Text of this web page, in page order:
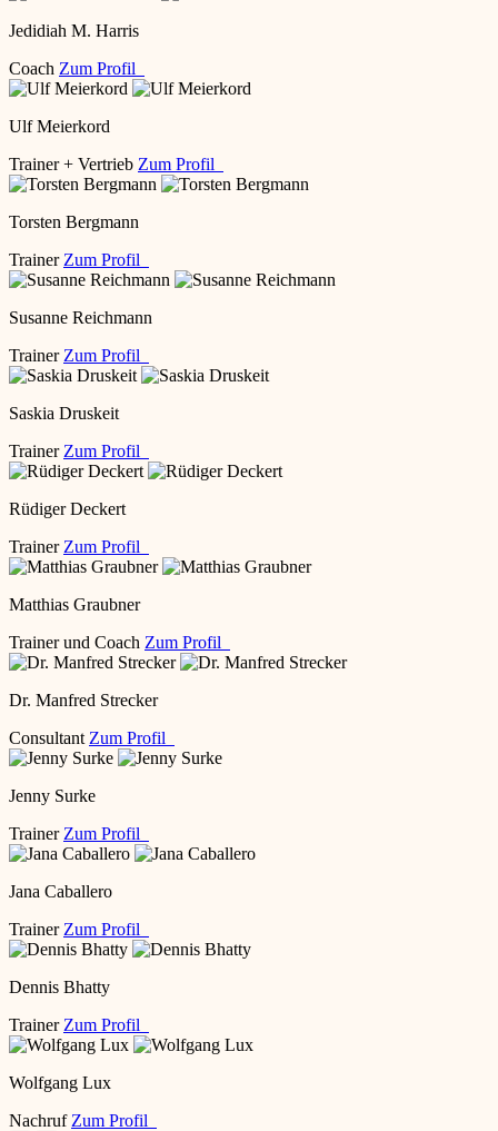
Jedidiah M. Harris
Coach Zum Profil
Ulf Meierkord
Trainer + Vertrieb Zum Profil
Torsten Bergmann
Trainer Zum Profil
Susanne Reichmann
Trainer Zum Profil
Saskia Druskeit
Trainer Zum Profil
Rüdiger Deckert
Trainer Zum Profil
Matthias Graubner
Trainer und Coach Zum Profil
Dr. Manfred Strecker
Consultant Zum Profil
Jenny Surke
Trainer Zum Profil
Jana Caballero
Trainer Zum Profil
Dennis Bhatty
Trainer Zum Profil
Wolfgang Lux
Nachruf Zum Profil